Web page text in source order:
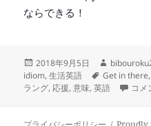
ならできる！
投
稿
日:
2018年9月5日
作
成
者
idiom,生活英語
タ
グ
Get in there,
ラング, 応援,意味,英語 -
コメ